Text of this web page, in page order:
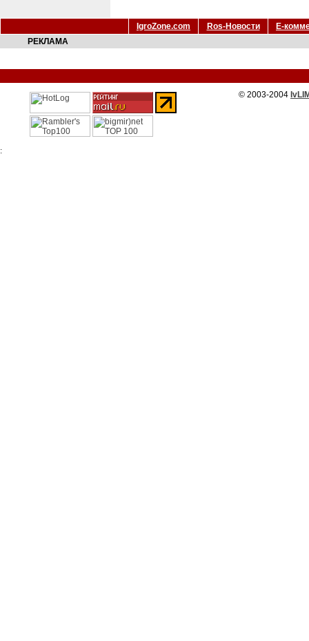
IgroZone.com Ros-Новости
Е-
РЕКЛАМА
© 2003-2004
: